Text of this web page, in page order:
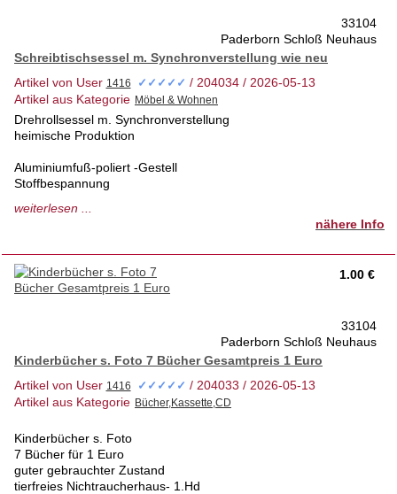
33104
Paderborn Schloß Neuhaus
Schreibtischsessel m. Synchronverstellung wie neu
Artikel von User
✓✓✓✓✓ / 204034 / 2026-05-13
Artikel aus Kategorie
Drehrollsessel m. Synchronverstellung
heimische Produktion
Aluminiumfuß-poliert -Gestell
Stoffbespannung
tierfreies Nichtraucherhaus 1.Hd
Ansicht jederzeit nach tel. Absprache möglich
weiterlesen ...
nähere Info
1.00 €
33104
Paderborn Schloß Neuhaus
Kinderbücher s. Foto 7 Bücher Gesamtpreis 1 Euro
Artikel von User
✓✓✓✓✓ / 204033 / 2026-05-13
Artikel aus Kategorie
Kinderbücher s. Foto
7 Bücher für 1 Euro
guter gebrauchter Zustand
tierfreies Nichtraucherhaus- 1.Hd